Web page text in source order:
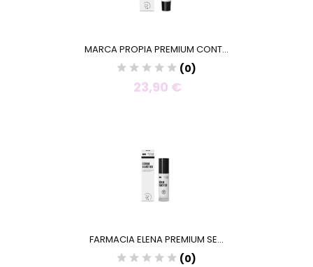
MARCA PROPIA PREMIUM CONT...
(0)
23,90 €
FARMACIA ELENA PREMIUM SE...
(0)